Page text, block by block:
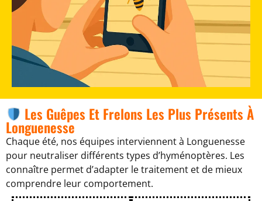
Les Guêpes Et Frelons Les Plus Présents À
Longuenesse
Chaque été, nos équipes interviennent à Longuenesse
pour neutraliser différents types d’hyménoptères. Les
connaître permet d’adapter le traitement et de mieux
comprendre leur comportement.